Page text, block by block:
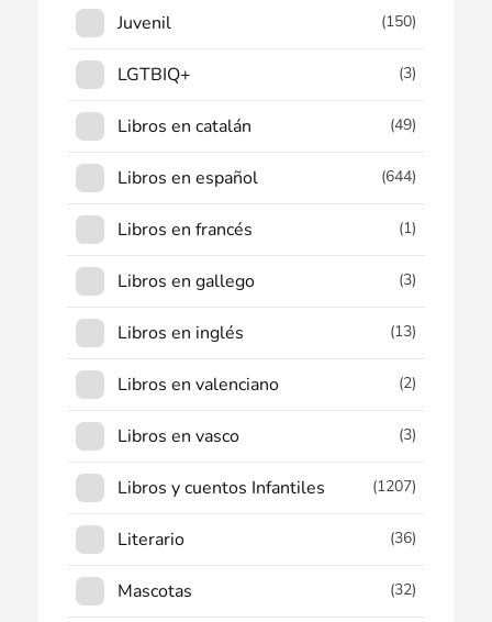
Juvenil (150)
LGTBIQ+ (3)
Libros en catalán (49)
Libros en español (644)
Libros en francés (1)
Libros en gallego (3)
Libros en inglés (13)
Libros en valenciano (2)
Libros en vasco (3)
Libros y cuentos Infantiles (1207)
Literario (36)
Mascotas (32)